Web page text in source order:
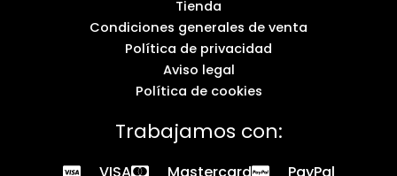
Tienda
Condiciones generales de venta
Política de privacidad
Aviso legal
Política de cookies
Trabajamos con:
VISA Mastercard PayPal